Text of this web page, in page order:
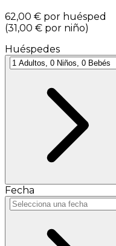
62,00 € por huésped
(31,00 € por niño)
Huéspedes
Fecha